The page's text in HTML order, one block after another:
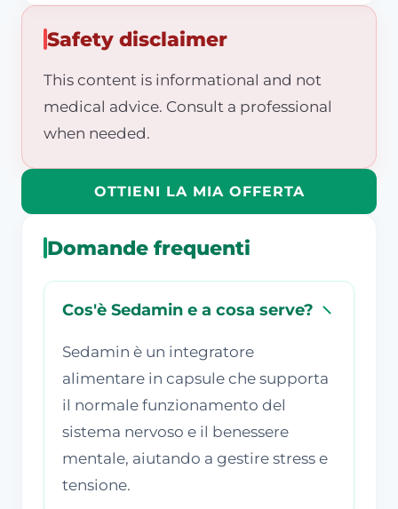
Safety disclaimer
This content is informational and not
medical advice. Consult a professional
when needed.
OTTIENI LA MIA OFFERTA
Domande frequenti
Cos'è Sedamin e a cosa serve?
Sedamin è un integratore
alimentare in capsule che supporta
il normale funzionamento del
sistema nervoso e il benessere
mentale, aiutando a gestire stress e
tensione.